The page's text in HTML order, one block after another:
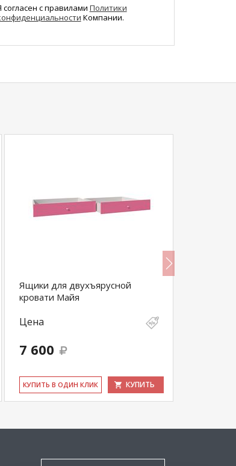
согласен c правилами Политики
Компании.
Ящики для двухъярусной
кровати Майя
Цена
7 600
КУ­ПИТЬ В ОДИН КЛИК КУПИТЬ